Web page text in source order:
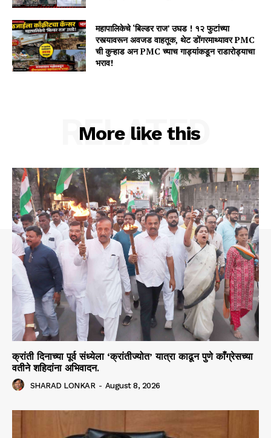
महापालिकेचे ‘बिल्डर राज’ उघड ! १२ फुटांच्या
रस्त्यावरून अवजड वाहतूक, थेट डोंगरमाथ्यावर PMC
ची कुऱ्हाड अन PMC च्याच गाड्यांकडून राडारोड्याचा
भराव!
More like this
RELATED
क्रांती दिनाच्या पूर्व संध्येला ‘क्रांतीज्योत’ यात्रा काढून पुणे काँग्रेसच्या
वतीने शहिदांना अभिवादन.
SHARAD LONKAR - August 8, 2026